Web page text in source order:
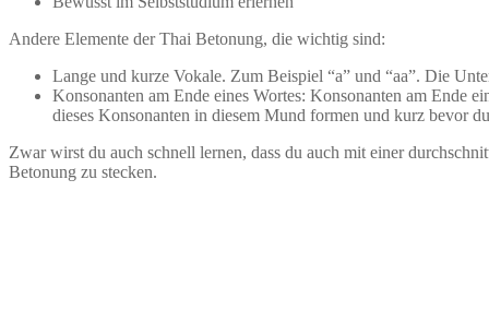
Andere Elemente der Thai Betonung, die wichtig sind:
Lange und kurze Vokale. Zum Beispiel “a” und “aa”. Die
Konsonanten am Ende eines Wortes: Konsonanten am Ende
dieses Konsonanten in diesem Mund formen und kurz bevor
Zwar wirst du auch schnell lernen, dass du auch mit einer
Betonung zu stecken.